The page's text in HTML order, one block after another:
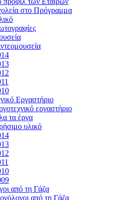
στο Πρόγραμμα
Εργαστήριο
εργαστήριο
τα έργα
υλικό
από τη Γάζα
από τη Γάζα